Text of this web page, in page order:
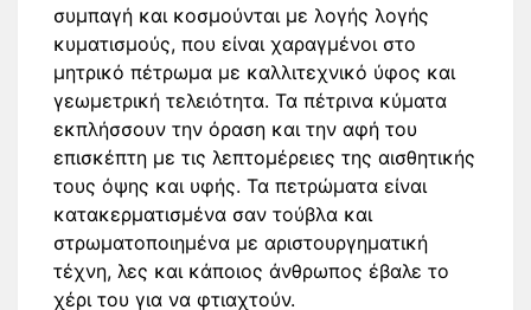
συμπαγή και κοσμούνται με λογής λογής
κυματισμούς, που είναι χαραγμένοι στο
μητρικό πέτρωμα με καλλιτεχνικό ύφος και
γεωμετρική τελειότητα. Τα πέτρινα κύματα
εκπλήσσουν την όραση και την αφή του
επισκέπτη με τις λεπτομέρειες της αισθητικής
τους όψης και υφής. Τα πετρώματα είναι
κατακερματισμένα σαν τούβλα και
στρωματοποιημένα με αριστουργηματική
τέχνη, λες και κάποιος άνθρωπος έβαλε το
χέρι του για να φτιαχτούν.